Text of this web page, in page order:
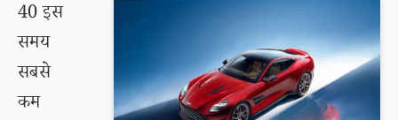
40 इस
समय
सबसे
कम